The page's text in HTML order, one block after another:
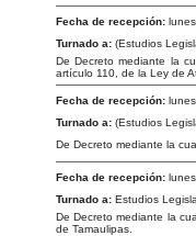
Fecha de recepción:
Turnado a: (Estudios
De Decreto mediante la
artículo 110, de la Ley de
Fecha de recepción:
Turnado a: (Estudios
De Decreto mediante la
Fecha de recepción:
Turnado a: Estudios
De Decreto mediante la
de Tamaulipas.